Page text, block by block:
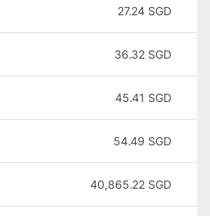
27.24 SGD
36.32 SGD
45.41 SGD
54.49 SGD
40,865.22 SGD